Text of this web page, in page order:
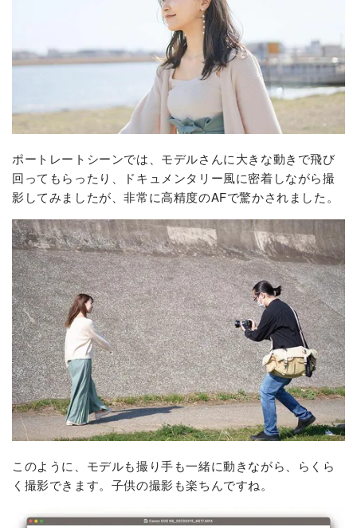
ポートレートシーンでは、モデルさんに大きな動きで飛び
回ってもらったり、ドキュメンタリー風に密着しながら撮
影してみましたが、非常に高精度のAFで驚かされました。
このように、モデルも撮り手も一緒に動きながら、らくら
く撮影できます。子供の撮影も楽ちんですね。